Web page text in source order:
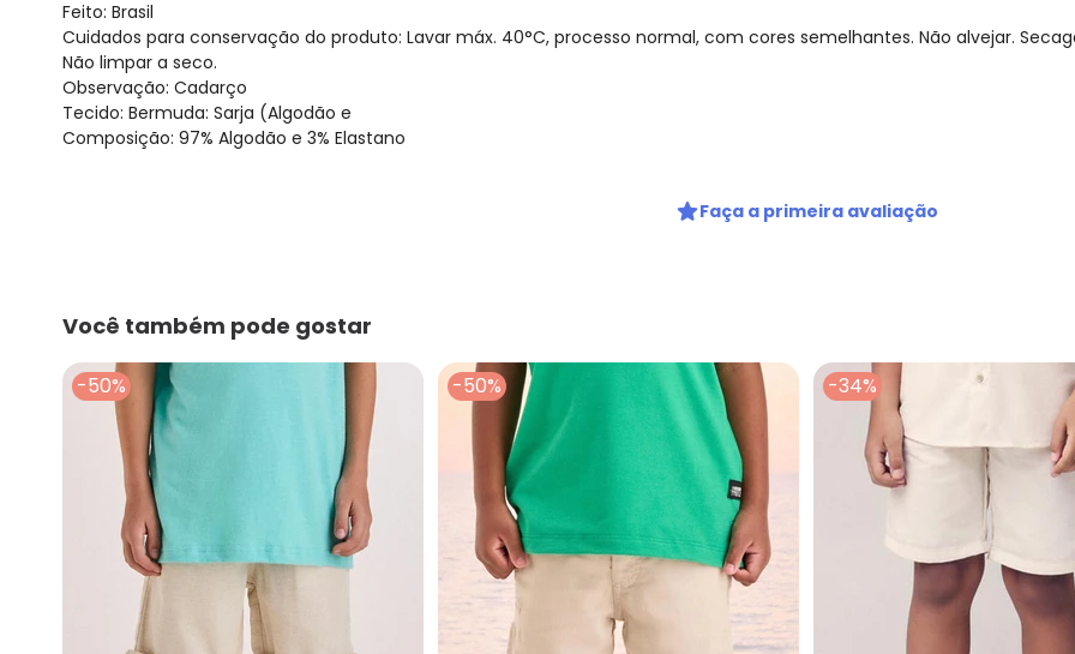
Feito: Brasil
Cuidados para conservação do produto: Lavar máx. 40°C, processo normal, com cores semelhantes. Não alvejar.
Não limpar a seco.
Observação: Cadarço
Tecido: Bermuda: Sarja (Algodão e
Composição: 97% Algodão e 3% Elastano
Faça a primeira avaliação
Você também pode gostar
-50% -50% -34%